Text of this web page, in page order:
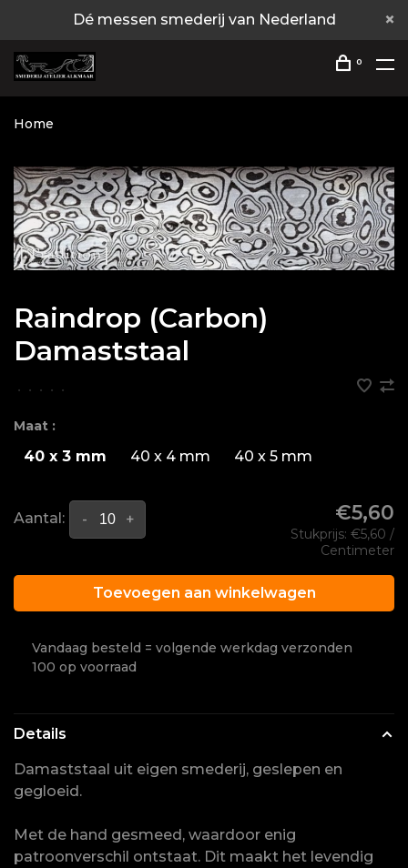
Dé messen smederij van Nederland
0
Home
Raindrop (Carbon)
Damaststaal
• • • • •
Maat :
40 x 3 mm 40 x 4 mm 40 x 5 mm
Aantal: +
- €5,60
Stukprijs: €5,60 /
Centimeter
Toevoegen aan winkelwagen
Vandaag besteld = volgende werkdag verzonden
100 op voorraad
Details
Damaststaal uit eigen smederij, geslepen en
gegloeid.
Met de hand gesmeed, waardoor enig
patroonverschil ontstaat. Dit maakt het levendig